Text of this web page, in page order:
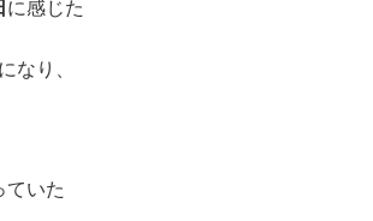
に感じた
になり、
ていた